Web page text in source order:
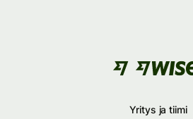
Yritys ja tiimi